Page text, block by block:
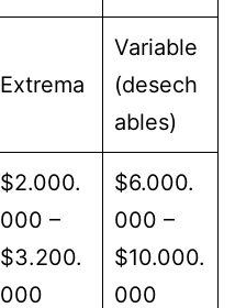
Extrema
Variable
(desech
ables)
$2.000.
000 –
$3.200.
000
$6.000.
000 –
$10.000.
000